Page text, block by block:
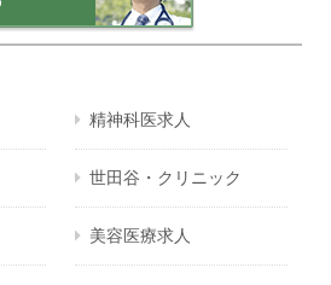
精神科医求人
世田谷・クリニック
美容医療求人